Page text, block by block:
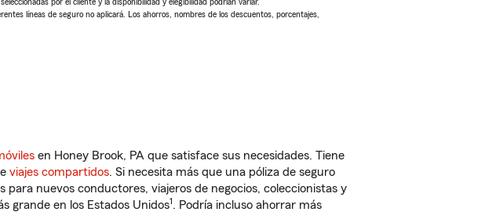
líneas de seguro no aplicará. Los ahorros, nombres de los descuentos, porcentajes,
en Honey Brook, PA que satisface sus necesidades. Tiene
viajes compartidos. Si necesita más que una póliza de seguro
nuevos conductores, viajeros de negocios, coleccionistas y
grande en los Estados Unidos1. Podría incluso ahorrar más